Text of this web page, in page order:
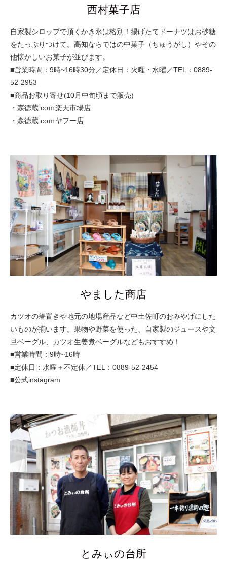
西村菓子店
自家製シロップで頂くかき氷は格別！揚げたてドーナツはお砂糖
をたっぷりつけて。高知ならではの中菓子（ちゅうがし）やその
他懐かしいお菓子が並びます。
■営業時間：9時~16時30分／定休日：火曜・水曜／TEL：0889-
52-2953
■商品お取り寄せ(10月中旬頃まで販売)
・ 森徳蔵.coｍ楽天市場店
・ 森徳蔵.coｍヤフー店
やました商店
カツオの箸置きや地元の地場産品など中土佐町のおみやげにした
いものが揃います。果物や野菜を使った、自家製のジュースや文
旦ベーグル、カツオ生姜煮ベーグルなどもおすすめ！
■営業時間：9時~16時
■定休日：水曜＋不定休／TEL：0889-52-2454
■公式instagram
とみぃの台所